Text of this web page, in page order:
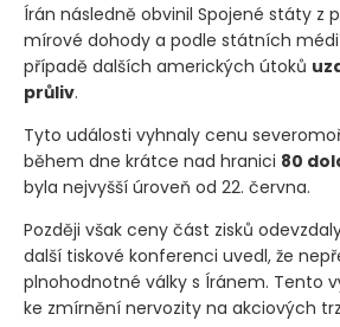
Írán následně obvinil Spojené státy z
mírové dohody a podle státních
případě dalších amerických útoků
průliv.
Tyto události vyhnaly cenu
během dne krátce nad hranici 80
byla nejvyšší úroveň od 22. června.
Později však ceny část zisků
další tiskové konferenci uvedl, že
plnohodnotné války s Íránem. Tento
ke zmírnění nervozity na akciových